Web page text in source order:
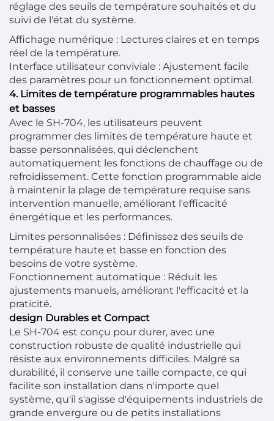
réglage des seuils de température souhaités et du
suivi de l'état du système.
Affichage numérique : Lectures claires et en temps
réel de la température.
Interface utilisateur conviviale : Ajustement facile
des paramètres pour un fonctionnement optimal.
4. Limites de température programmables hautes
et basses
Avec le SH-704, les utilisateurs peuvent
programmer des limites de température haute et
basse personnalisées, qui déclenchent
automatiquement les fonctions de chauffage ou de
refroidissement. Cette fonction programmable aide
à maintenir la plage de température requise sans
intervention manuelle, améliorant l'efficacité
énergétique et les performances.
Limites personnalisées : Définissez des seuils de
température haute et basse en fonction des
besoins de votre système.
Fonctionnement automatique : Réduit les
ajustements manuels, améliorant l'efficacité et la
praticité.
design Durables et Compact
Le SH-704 est conçu pour durer, avec une
construction robuste de qualité industrielle qui
résiste aux environnements difficiles. Malgré sa
durabilité, il conserve une taille compacte, ce qui
facilite son installation dans n'importe quel
système, qu'il s'agisse d'équipements industriels de
grande envergure ou de petits installations